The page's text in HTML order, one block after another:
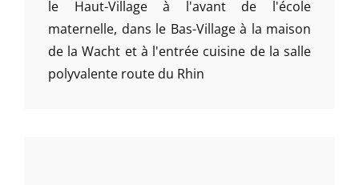
le Haut-Village à l'avant de l'école
maternelle, dans le Bas-Village à la maison
de la Wacht et à l'entrée cuisine de la salle
polyvalente route du Rhin